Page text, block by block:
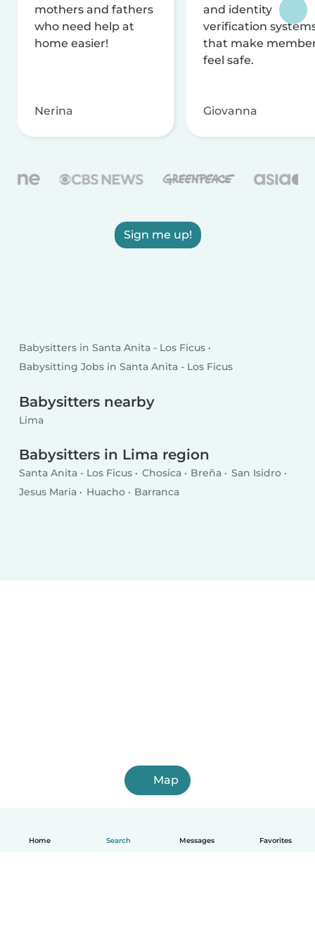
Home Search Messages Favorites
mothers and fathers
who need help at
home easier!
Nerina
and identity
verification
that make
feel safe.
Giovanna
Sign me up!
Babysitters in Santa Anita - Los Ficus
Babysitting Jobs in Santa Anita - Los Ficus
Babysitters nearby
Lima
Babysitters in Lima region
Santa Anita - Los Ficus Chosica Breña
San Isidro
Jesus Maria
Huacho Barranca
Map